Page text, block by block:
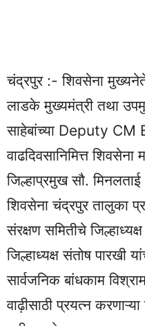
चंद्रपुर :- शिवसेना मुख्यनेते,
लाडके मुख्यमंत्री तथा
साहेबांच्या Deputy
वाढदिवसानिमित्त
जिल्हाप्रमुख सौ.
शिवसेना चंद्रपुर तालुका
संरक्षण समितीचे
जिल्हाध्यक्ष संतोष पारखी
सार्वजनिक बांधकाम
वाढ़ीसाठी प्रयत्न